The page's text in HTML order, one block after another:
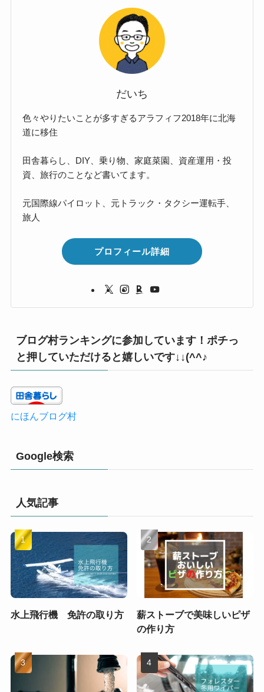
だいち
色々やりたいことが多すぎるアラフィフ2018年に北海
道に移住
田舎暮らし、DIY、乗り物、家庭菜園、資産運用・投
資、旅行のことなど書いてます。
元国際線パイロット、元トラック・タクシー運転手、
旅人
プロフィール詳細
ブログ村ランキングに参加しています！ポチっ
と押していただけると嬉しいです↓↓(^^♪
にほんブログ村
Google検索
人気記事
水上飛行機 免許の取り方
薪ストーブで美味しいピザ
の作り方